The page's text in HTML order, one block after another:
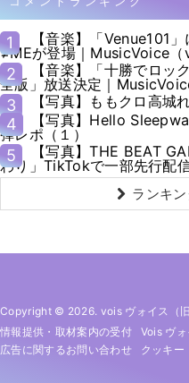
1
【音楽】「Venue101
≠MEが登場｜MusicVoice（
2
【音楽】「十勝でロッ
全版」放送決定｜
3
【写真】ももクロ高城
4
【写真】Hello
弾レポ（１）
5
【写真】THE BEAT
わり」TikTokで一部先行配
ランキ
Copyright © 2026. vois ヴォイス（
情報提供・取材案内の受付
Vois ヴ
広告に関するお問い合わせ
クッキ